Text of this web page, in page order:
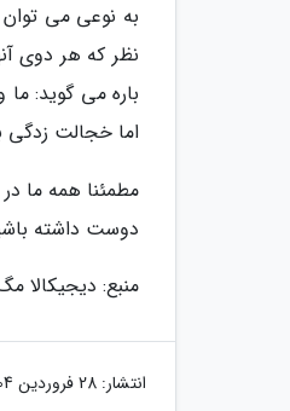
به نوعی می
نظر که هر دوی
باره می گوید:
اما خجالت زدگی
مطمئنا همه ما
دوست داشته
منبع: دیجیکالا
انتشار: 28 فروردین 1404